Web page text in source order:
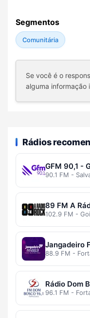
Segmentos
Comunitária
Se você é o
alguma informação
Rádios
GFM 90,1 -
90.1 FM -
89 FM A
102.9 FM -
Jangadeiro
88.9 FM -
Rádio Dom
96.1 FM -